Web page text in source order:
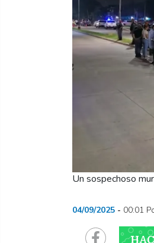
Un sospechoso
04/09/2025 00:01